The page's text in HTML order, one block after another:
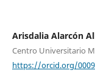
Arisdalia Alarcón
Centro Universitario
https://orcid.org/